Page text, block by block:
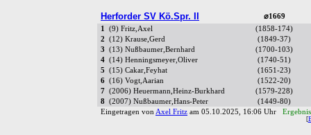
Herforder SV Kö.Spr. II
⌀1669
1
(9) Fritz,Axel
(1858-174)
2
(12) Krause,Gerd
(1849-37)
3
(13) Nußbaumer,Bernhard
(1700-103)
4 (14) Henningsmeyer,Oliver
(1740-51)
5
(15) Cakar,Feyhat
(1651-23)
6 (16) Vogt,Aarian
(1522-20)
7
(2006) Heuermann,Heinz-Burkhard
(1579-228)
8 (2007) Nußbaumer,Hans-Peter
(1449-80)
Eingetragen vonAxel Fritz am 05.10.2025, 16:06 Uhr
[